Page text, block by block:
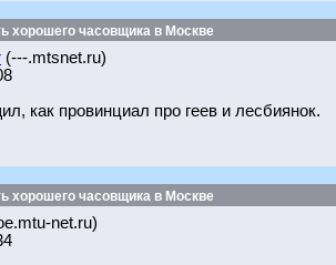
хорошего часовщика в Москве
(---.mtsnet.ru)
как провинциал про геев и лесбиянок.
хорошего часовщика в Москве
net.ru)